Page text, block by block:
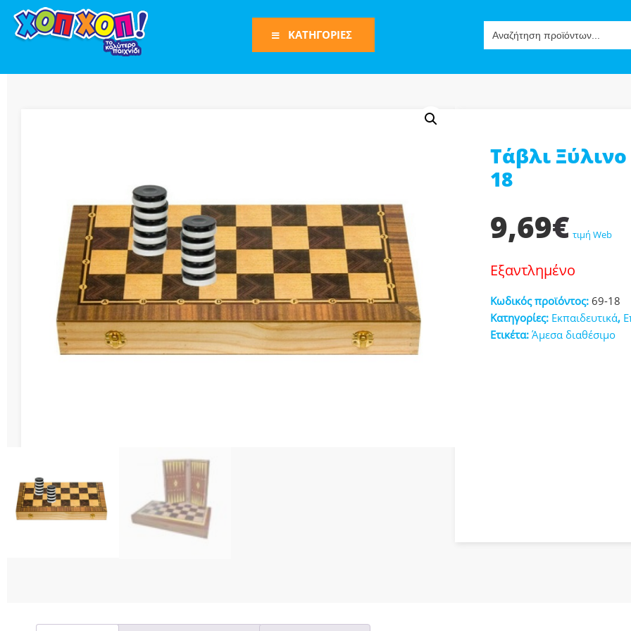
for:
ΚΑΤΗΓΟΡΙΕΣ
Bruder
Οχήματα
Πίστες-Γκαράζ
Παιχνίδια Ρόλων-Μίμησης
Play Set
Όπλα
Διάφορες Κατασκευές
Σπόρ
Τάβλι
18
9,69€ τιμή Web
Εξαντλημένο
Κωδικός προϊόντος: 69-18
Κατηγορίες: Εκπαιδευτικά,
Ετικέτα: Άμεσα διαθέσιμο